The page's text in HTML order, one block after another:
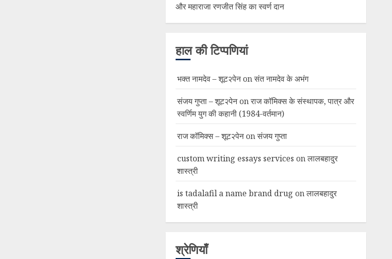
और महाराजा रणजीत सिंह का स्वर्ण दान
हाल की टिप्पणियां
भक्त नामदेव – शूट२पेनonसंत नामदेव के अभंग
संजय गुप्ता – शूट२पेनonराज कॉमिक्स के संस्थापक, पात्र और
स्वर्णिम युग की कहानी (1984-वर्तमान)
राज कॉमिक्स – शूट२पेनonसंजय गुप्ता
custom writing essays services onलालबहादुर
शास्त्री
is tadalafil a name brand drug onलालबहादुर
शास्त्री
श्रेणियाँ